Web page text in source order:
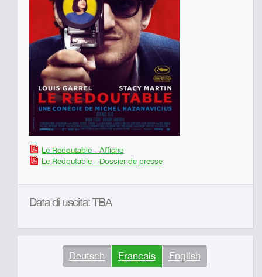
Le Redoutable - Affiche
Le Redoutable - Dossier de presse
Data di uscita: TBA
Deutsch Francais English